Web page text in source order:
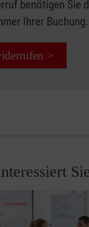
benötigen Sie
Ihrer Buchung.
>